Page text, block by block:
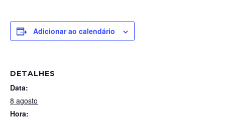
Adicionar ao calendário
DETALHES
Data:
8 agosto
Hora: